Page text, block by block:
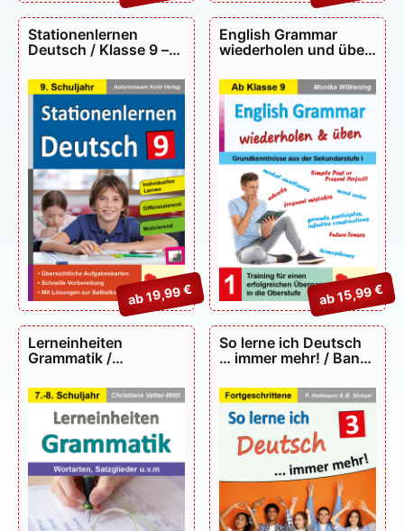
Stationenlernen
Deutsch / Klasse 9 –
ab 19,99 €
English Grammar
wiederholen und üben
ab 15,99 €
Lerneinheiten
Grammatik /
u.v.m. – P13153
So lerne ich Deutsch
… immer mehr! / Band